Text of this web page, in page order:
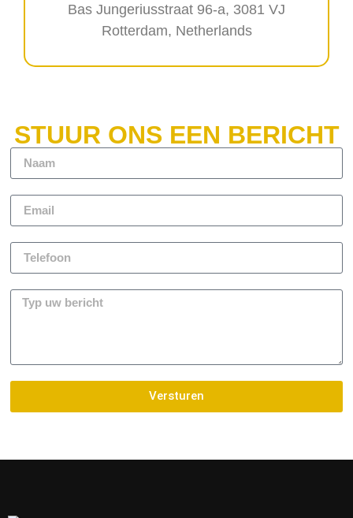
Bas Jungeriusstraat 96-a, 3081 VJ
Rotterdam, Netherlands
STUUR ONS EEN BERICHT
Versturen